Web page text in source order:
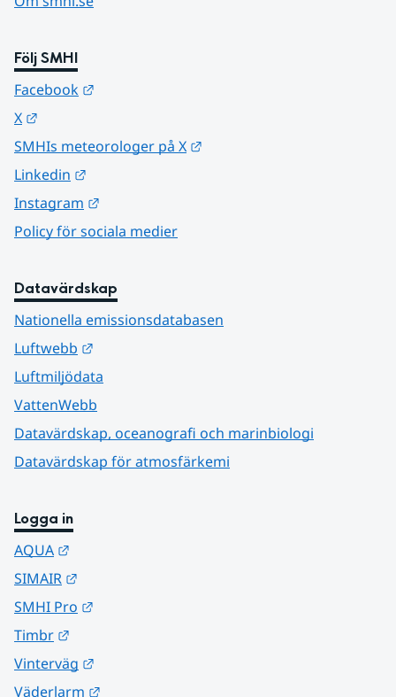
Följ SMHI
Facebook
X
SMHIs meteorologer på X
Linkedin
Instagram
Policy för sociala medier
Datavärdskap
Nationella emissionsdatabasen
Luftwebb
Luftmiljödata
VattenWebb
Datavärdskap, oceanografi och marinbiologi
Datavärdskap för atmosfärkemi
Logga in
AQUA
SIMAIR
SMHI Pro
Timbr
Vinterväg
Väderlarm